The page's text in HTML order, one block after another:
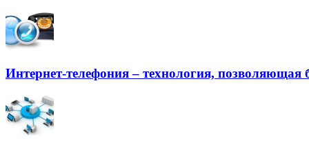
Интернет-телефония ­– технология,